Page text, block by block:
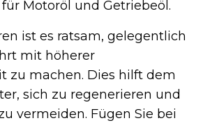
Motoröl und Getriebeöl.
ist es ratsam, gelegentlich
mit höherer
zu machen. Dies hilft dem
sich zu regenerieren und
vermeiden. Fügen Sie bei